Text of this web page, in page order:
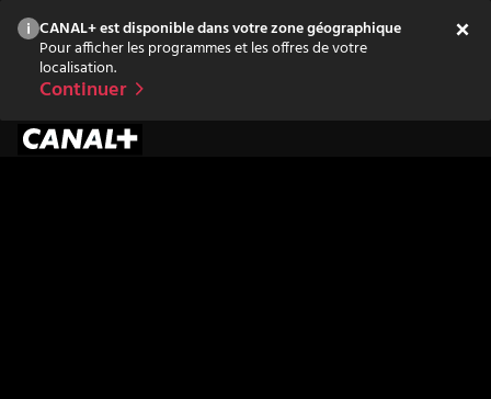
CANAL+ est disponible dans votre zone géographique
Pour afficher les programmes et les offres de votre
localisation.
Continuer